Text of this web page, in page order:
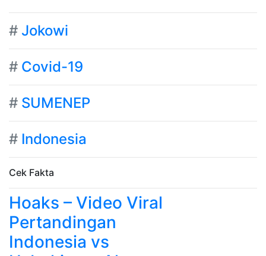
# Jokowi
# Covid-19
# SUMENEP
# Indonesia
Cek Fakta
Hoaks – Video Viral
Pertandingan
Indonesia vs